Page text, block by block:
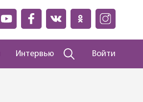
Интервью Войти